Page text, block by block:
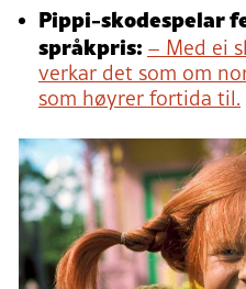
Pippi-skodespelar
språkpris: – Med ei
verkar det som om
som høyrer fortida til.